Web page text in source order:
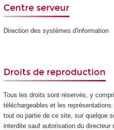
Centre serveur
Direction des systèmes d'information
Droits de reproduction
Tous les droits sont réservés, y
téléchargeables et les
tout ou partie de ce site, sur quelque
interdite sauf autorisation du directeur